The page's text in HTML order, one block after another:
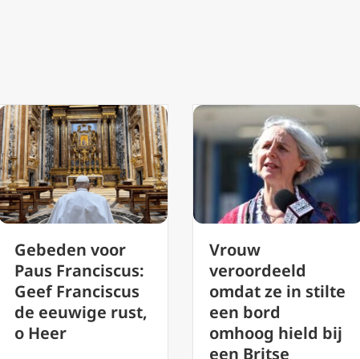
Vrouw
veroordeeld
omdat ze in stilte
een bord
Vaticanum II
putte uit de
oosterse
katholieke